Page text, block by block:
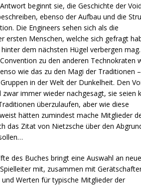
beginnt sie, die Geschichte der
ebenso der Aufbau und die
Die Engineers sehen sich als die
ersten Menschen, welche sich gefragt
dem nächsten Hügel verbergen
zu den anderen Technokraten
wie das zu den Magi der Traditionen
in der Welt der Dunkelheit. Den
zwar immer wieder nachgesagt, sie seien
überzulaufen, aber wie diese
hätten zumindest mache Mitglieder
das Zitat von Nietzsche über den
des Buches bringt eine Auswahl an
mit, zusammen mit
und Werten für typische Mitglieder der